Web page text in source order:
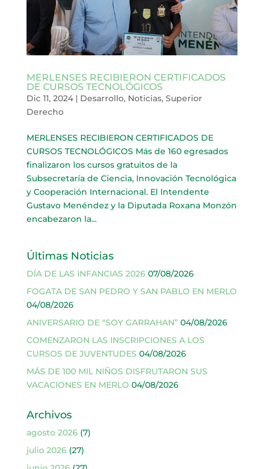
MERLENSES RECIBIERON CERTIFICADOS
DE CURSOS TECNOLÓGICOS
Dic 11, 2024| Desarrollo, Noticias, Superior
Derecho
MERLENSES RECIBIERON CERTIFICADOS DE
CURSOS TECNOLÓGICOS Más de 160 egresados
finalizaron los cursos gratuitos de la
Subsecretaría de Ciencia, Innovación Tecnológica
y Cooperación Internacional. El Intendente
Gustavo Menéndez y la Diputada Roxana Monzón
encabezaron la...
Últimas Noticias
DÍA DE LAS INFANCIAS 2026 07/08/2026
FOGATA DE SAN PEDRO Y SAN PABLO EN MERLO
04/08/2026
ANIVERSARIO DE “SOY GARRAHAN” 04/08/2026
COMENZARON LAS INSCRIPCIONES A LOS
CURSOS DE JUVENTUDES 04/08/2026
MÁS DE 100 MIL NIÑOS DISFRUTARON SUS
VACACIONES EN MERLO 04/08/2026
Archivos
agosto 2026(7)
julio 2026(27)